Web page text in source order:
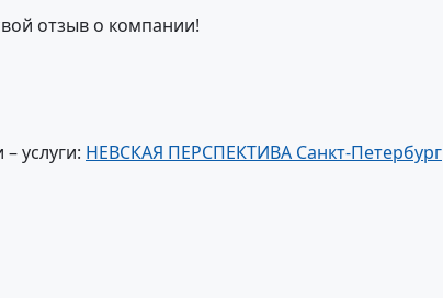
отзыв о компании!
услуги: НЕВСКАЯ ПЕРСПЕКТИВА Санкт-Петербург